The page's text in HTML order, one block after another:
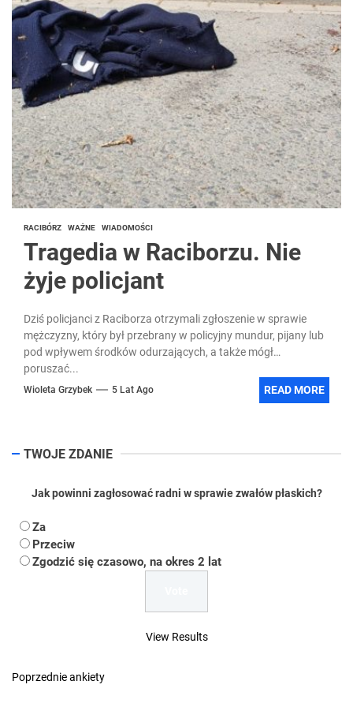
RACIBÓRZ WAŻNE WIADOMOŚCI
Tragedia w Raciborzu. Nie
żyje policjant
Dziś policjanci z Raciborza otrzymali zgłoszenie w sprawie
mężczyzny, który był przebrany w policyjny mundur, pijany lub
pod wpływem środków odurzających, a także mógł
poruszać...
Wioleta Grzybek 5 Lat Ago READ MORE
TWOJE ZDANIE
Jak powinni zagłosować radni w sprawie zwałów płaskich?
Za
Przeciw
Zgodzić się czasowo, na okres 2 lat
View Results
Poprzednie ankiety